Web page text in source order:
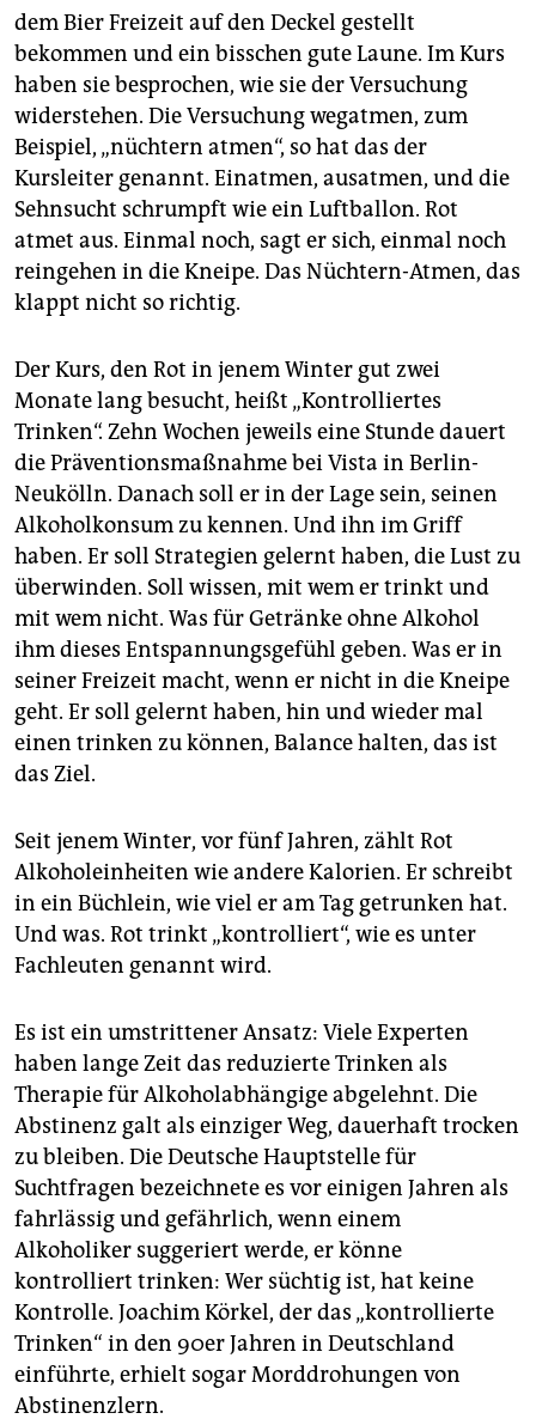
dem Bier Freizeit auf den Deckel gestellt
bekommen und ein bisschen gute Laune. Im Kurs
haben sie besprochen, wie sie der Versuchung
widerstehen. Die Versuchung wegatmen, zum
Beispiel, „nüchtern atmen“, so hat das der
Kursleiter genannt. Einatmen, ausatmen, und die
Sehnsucht schrumpft wie ein Luftballon. Rot
atmet aus. Einmal noch, sagt er sich, einmal noch
reingehen in die Kneipe. Das Nüchtern-Atmen, das
klappt nicht so richtig.
Der Kurs, den Rot in jenem Winter gut zwei
Monate lang besucht, heißt „Kontrolliertes
Trinken“. Zehn Wochen jeweils eine Stunde dauert
die Präven­tionsmaßnahme bei Vista in Berlin-
Neukölln. Danach soll er in der Lage sein, seinen
Alkoholkonsum zu kennen. Und ihn im Griff
haben. Er soll Strategien gelernt haben, die Lust zu
überwinden. Soll wissen, mit wem er trinkt und
mit wem nicht. Was für Getränke ohne Alkohol
ihm dieses Entspannungsgefühl geben. Was er in
seiner Freizeit macht, wenn er nicht in die Kneipe
geht. Er soll gelernt haben, hin und wieder mal
einen trinken zu können, Balance halten, das ist
das Ziel.
Seit jenem Winter, vor fünf Jahren, zählt Rot
Alkoholeinheiten wie andere Kalorien. Er schreibt
in ein Büchlein, wie viel er am Tag getrunken hat.
Und was. Rot trinkt „kontrolliert“, wie es unter
Fachleuten genannt wird.
Es ist ein umstrittener Ansatz: Viele Experten
haben lange Zeit das reduzierte Trinken als
Therapie für Alkoholabhängige abgelehnt. Die
Abstinenz galt als einziger Weg, dauerhaft trocken
zu bleiben. Die Deutsche Hauptstelle für
Suchtfragen bezeichnete es vor einigen Jahren als
fahrlässig und gefährlich, wenn einem
Alkoholiker suggeriert werde, er könne
kontrolliert trinken: Wer süchtig ist, hat keine
Kontrolle. Joachim Körkel, der das „kontrollierte
Trinken“ in den 90er Jahren in Deutschland
einführte, erhielt sogar Morddrohungen von
Abstinenzlern.